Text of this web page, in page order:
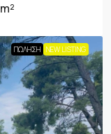
m²
ΠΏΛΗΣΗ NEW LISTING